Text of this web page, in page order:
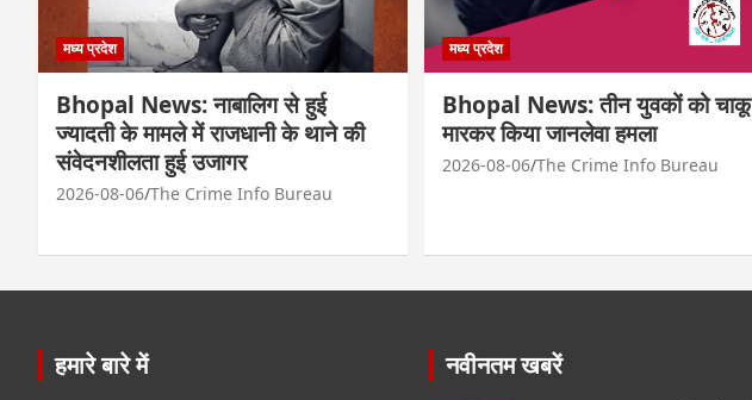
मध्य प्रदेश
Bhopal News: नाबालिग से हुई
ज्यादती के मामले में राजधानी के थाने की
संवेदनशीलता हुई उजागर
2026-08-06 The Crime Info Bureau
मध्य प्रदेश
Bhopal News: तीन युवकों को चाकू
मारकर किया जानलेवा हमला
2026-08-06 The Crime Info Bureau
हमारे बारे में नवीनतम खबरें